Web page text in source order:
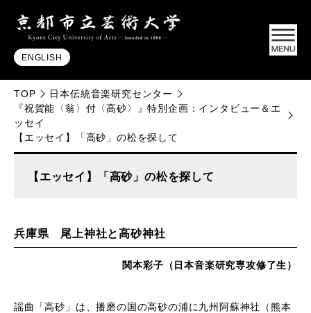
ENGLISH
TOP
日本伝統音楽研究センター
『祝賀能〈翁〉付〈高砂〉』特別企画：インタビュー＆エ
ッセイ
【エッセイ】「高砂」の松を探して
【エッセイ】「高砂」の松を探して
兵庫県 尾上神社と高砂神社
関本彩子（日本音楽研究専攻修了生）
謡曲「高砂」は、播磨の国の高砂の浦に九州阿蘇神社（熊本